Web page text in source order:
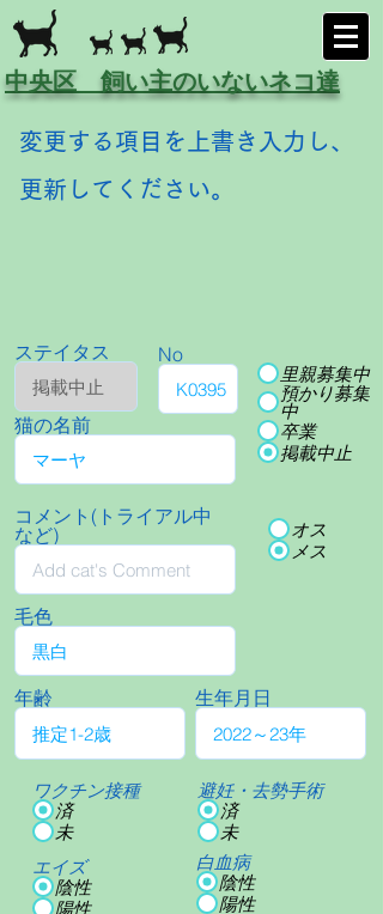
中央区 飼い主のいないネコ達
変更する項目を上書き入力し、
更新してください。
ステイタス No
猫の名前
里親募集中
預かり募集
中
卒業
掲載中止
コメント(トライアル中
など)
オス
メス
毛色
年齢
ワクチン接種
済
未
エイズ
陰性
陽性
生年月日
避妊・去勢手術
済
未
白血病
陰性
陽性